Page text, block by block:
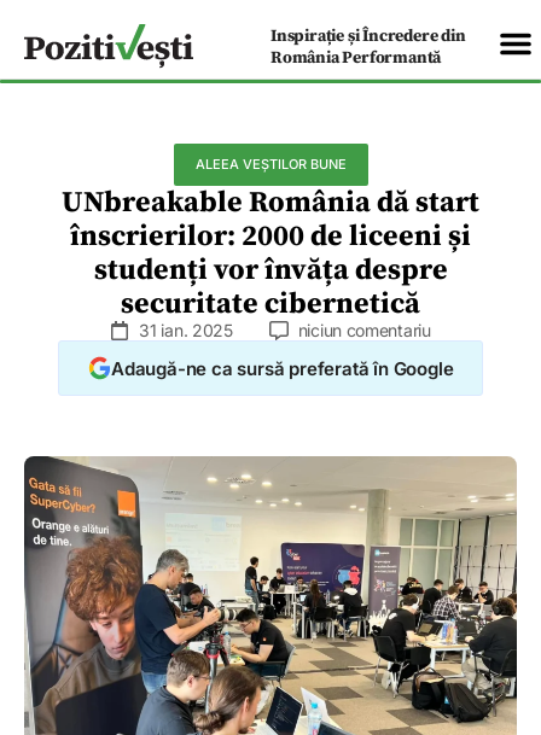
Inspirație și Încredere din
România Performantă
ALEEA VEȘTILOR BUNE
UNbreakable România dă start
înscrierilor: 2000 de liceeni și
studenți vor învăța despre
securitate cibernetică
31 ian. 2025 niciun comentariu
Adaugă-ne ca sursă preferată în Google